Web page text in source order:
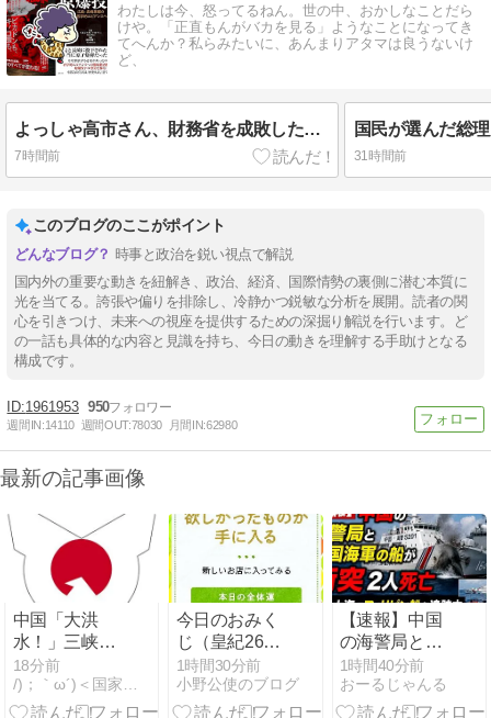
わたしは今、怒ってるねん。世の中、おかしなことだら
けや。「正直もんがバカを見る」ようなことになってき
てへんか？私らみたいに、あんまりアタマは良うないけ
ど、
よっしゃ高市さん、財務省を成敗したったで。ところで原爆は原爆ではなかったって、ホンマかいや。
7時間前 31時間前
このブログのここがポイント
時事と政治を鋭い視点で解説
国内外の重要な動きを紐解き、政治、経済、国際情勢の裏側に潜む本質に
光を当てる。誇張や偏りを排除し、冷静かつ鋭敏な分析を展開。読者の関
心を引きつけ、未来への視座を提供するための深掘り解説を行います。ど
の一話も具体的な内容と見識を持ち、今日の動きを理解する手助けとなる
構成です。
1961953 950
週間IN:14110 週間OUT:78030 月間IN:62980
最新の記事画像
中国「大洪
水！」三峡ダ
ム「9門開
放！（全力放
流」中国都市
18分前
今日のおみく
じ（皇紀2686
年8月8日）
1時間30分前
小野公使のブログ
【速報】中国
の海警局と中
国海軍の船が
衝突2人死亡
南シナ海でフ
1時間40分前
おーるじゃんる